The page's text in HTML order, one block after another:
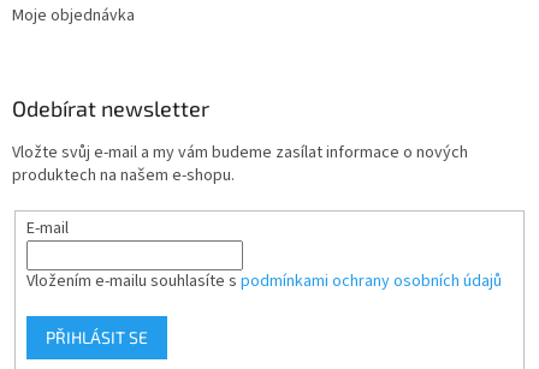
Moje objednávka
Odebírat newsletter
Vložte svůj e-mail a my vám budeme zasílat informace o nových
produktech na našem e-shopu.
E-mail
Vložením e-mailu souhlasíte s podmínkami ochrany osobních údajů
PŘIHLÁSIT SE